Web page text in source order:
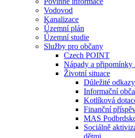
Vodovod
Kanalizace
Územní plán
Územní studie
Služby pro občany
Czech POINT
Nápady a připomínky
Životní situace
Důležité odkazy
Informační
Kotlíková
Finanční
MAS
Sociálně
dětmi